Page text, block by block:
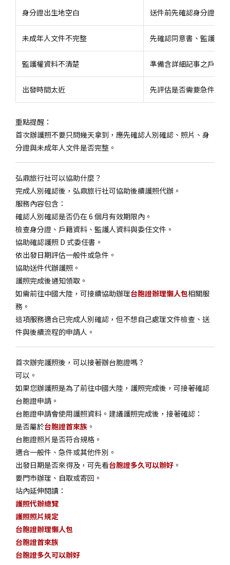
身分證出生地空白 送件前先確認身分證資料
未成年人文件不完整 先確認同意書、監護人
監護權資料不清楚 準備含詳細記事之戶籍
出發時間太近 先評估是否需要急件
重點提醒：
首次辦護照不要只問幾天拿到，應先確認人別確認、照片、身
分證與未成年人文件是否完整。
弘鼎旅行社可以協助什麼？
完成人別確認後，弘鼎旅行社可協助後續護照代辦。
服務內容包含：
確認人別確認是否仍在 6 個月有效期限內。
檢查身分證、戶籍資料、監護人資料與委任文件。
協助確認護照 D 式委任書。
依出發日期評估一般件或急件。
協助送件代辦護照。
護照完成後通知領取。
如需前往中國大陸，可接續協助辦理台胞證辦理懶人包相關服
務。
這項服務適合已完成人別確認，但不想自己處理文件檢查、送
件與後續流程的申請人。
首次辦完護照後，可以接著辦台胞證嗎？
可以。
如果您辦護照是為了前往中國大陸，護照完成後，可接著確認
台胞證申請。
台胞證申請會使用護照資料。建議護照完成後，接著確認：
是否屬於台胞證首來族 。
台胞證照片是否符合規格。
適合一般件、急件或其他件別。
出發日期是否來得及，可先看台胞證多久可以辦好 。
要門市辦理、自取或寄回。
站內延伸閱讀：
護照代辦總覽
護照照片規定
台胞證辦理懶人包
台胞證首來族
台胞證多久可以辦好